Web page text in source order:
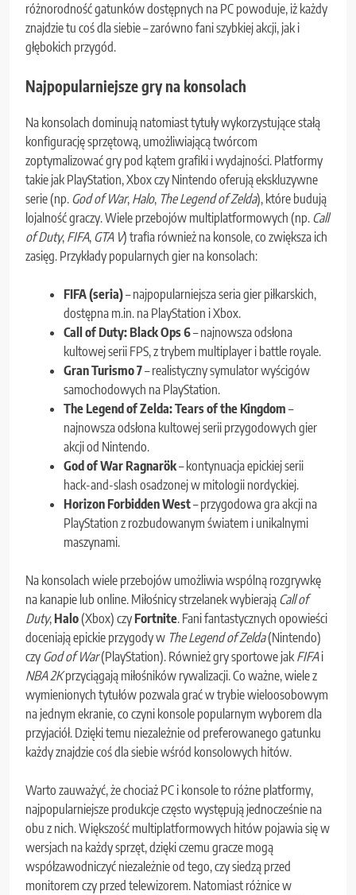
różnorodność gatunków dostępnych na PC powoduje, iż każdy
znajdzie tu coś dla siebie – zarówno fani szybkiej akcji, jak i
głębokich przygód.
Najpopularniejsze gry na konsolach
Na konsolach dominują natomiast tytuły wykorzystujące stałą
konfigurację sprzętową, umożliwiającą twórcom
zoptymalizować gry pod kątem grafiki i wydajności. Platformy
takie jak PlayStation, Xbox czy Nintendo oferują ekskluzywne
serie (np. God of War, Halo, The Legend of Zelda), które budują
lojalność graczy. Wiele przebojów multiplatformowych (np. Call
of Duty, FIFA, GTA V) trafia również na konsole, co zwiększa ich
zasięg. Przykłady popularnych gier na konsolach:
FIFA (seria)– najpopularniejsza seria gier piłkarskich,
dostępna m.in. na PlayStation i Xbox.
Call of Duty: Black Ops 6– najnowsza odsłona
kultowej serii FPS, z trybem multiplayer i battle royale.
Gran Turismo 7– realistyczny symulator wyścigów
samochodowych na PlayStation.
The Legend of Zelda: Tears of the Kingdom –
najnowsza odsłona kultowej serii przygodowych gier
akcji od Nintendo.
God of War Ragnarök– kontynuacja epickiej serii
hack-and-slash osadzonej w mitologii nordyckiej.
Horizon Forbidden West– przygodowa gra akcji na
PlayStation z rozbudowanym światem i unikalnymi
maszynami.
Na konsolach wiele przebojów umożliwia wspólną rozgrywkę
na kanapie lub online. Miłośnicy strzelanek wybierają Call of
Duty,Halo(Xbox) czyFortnite. Fani fantastycznych opowieści
doceniają epickie przygody w The Legend of Zelda(Nintendo)
czy God of War(PlayStation). Również gry sportowe jak FIFAi
NBA 2Kprzyciągają miłośników rywalizacji. Co ważne, wiele z
wymienionych tytułów pozwala grać w trybie wieloosobowym
na jednym ekranie, co czyni konsole popularnym wyborem dla
przyjaciół. Dzięki temu niezależnie od preferowanego gatunku
każdy znajdzie coś dla siebie wśród konsolowych hitów.
Warto zauważyć, że chociaż PC i konsole to różne platformy,
najpopularniejsze produkcje często występują jednocześnie na
obu z nich. Większość multiplatformowych hitów pojawia się w
wersjach na każdy sprzęt, dzięki czemu gracze mogą
współzawodniczyć niezależnie od tego, czy siedzą przed
monitorem czy przed telewizorem. Natomiast różnice w